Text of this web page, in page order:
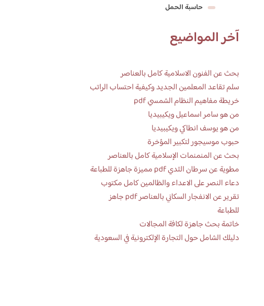
حاسبة الحمل
آخر المواضيع
بحث عن الفنون الاسلامية كامل بالعناصر
سلم تقاعد المعلمين الجديد وكيفية احتساب الراتب
خريطة مفاهيم النظام الشمسي pdf
من هو سامر اسماعيل ويكيبيديا
من هو يوسف انطاكي ويكيبيديا
حبوب موسيجور لتكبير المؤخرة
بحث عن المنمنمات الإسلامية كامل بالعناصر
مطوية عن سرطان الثدي pdf مميزة جاهزة للطباعة
دعاء النصر على الاعداء والظالمين كامل مكتوب
تقرير عن الانفجار السكاني بالعناصر pdf جاهز
للطباعة
خاتمة بحث جاهزة لكافة المجالات
دليلك الشامل حول التجارة الإلكترونية في السعودية